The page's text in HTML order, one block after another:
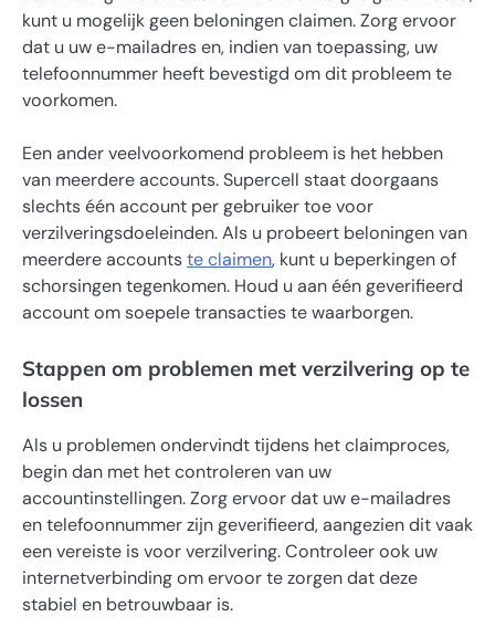
kunt u mogelijk geen beloningen claimen. Zorg ervoor
dat u uw e-mailadres en, indien van toepassing, uw
telefoonnummer heeft bevestigd om dit probleem te
voorkomen.
Een ander veelvoorkomend probleem is het hebben
van meerdere accounts. Supercell staat doorgaans
slechts één account per gebruiker toe voor
verzilveringsdoeleinden. Als u probeert beloningen van
meerdere accountste claimen, kunt u beperkingen of
schorsingen tegenkomen. Houd u aan één geverifieerd
account om soepele transacties te waarborgen.
Stappen om problemen met verzilvering op te
lossen
Als u problemen ondervindt tijdens het claimproces,
begin dan met het controleren van uw
accountinstellingen. Zorg ervoor dat uw e-mailadres
en telefoonnummer zijn geverifieerd, aangezien dit vaak
een vereiste is voor verzilvering. Controleer ook uw
internetverbinding om ervoor te zorgen dat deze
stabiel en betrouwbaar is.